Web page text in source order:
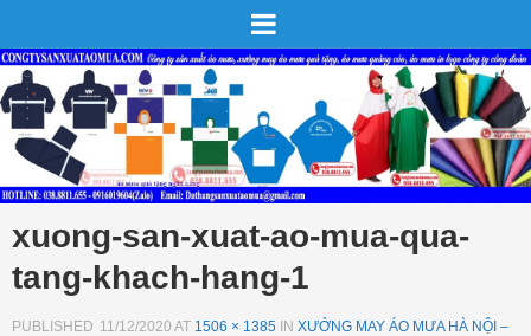
xuong-san-xuat-ao-mua-qua-
tang-khach-hang-1
PUBLISHED 11/12/2020 AT 1506 × 1385 IN XƯỞNG MAY ÁO MƯA HÀ NỘI –